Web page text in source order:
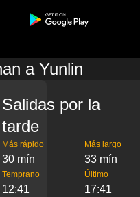
a Yunlin
Salidas por la
tarde
Más rápido
30 mín
Más largo
33 mín
Temprano
12:41
Último
17:41